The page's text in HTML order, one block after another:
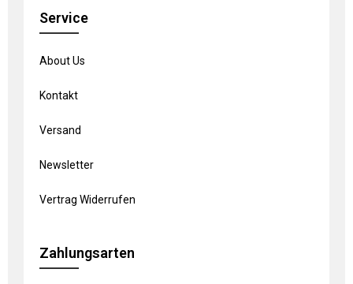
Service
About Us
Kontakt
Versand
Newsletter
Vertrag Widerrufen
Zahlungsarten